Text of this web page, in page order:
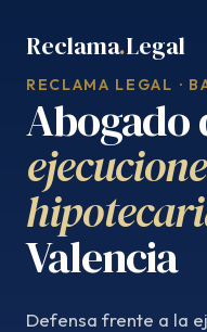
Reclama.Legal
RECLAMA LEGAL ·
Abogado
Valencia
Defensa frente a la